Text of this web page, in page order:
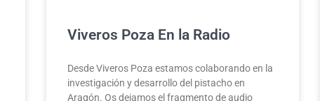
Viveros Poza En la Radio
Desde Viveros Poza estamos colaborando en la
investigación y desarrollo del pistacho en
Aragón. Os dejamos el fragmento de audio